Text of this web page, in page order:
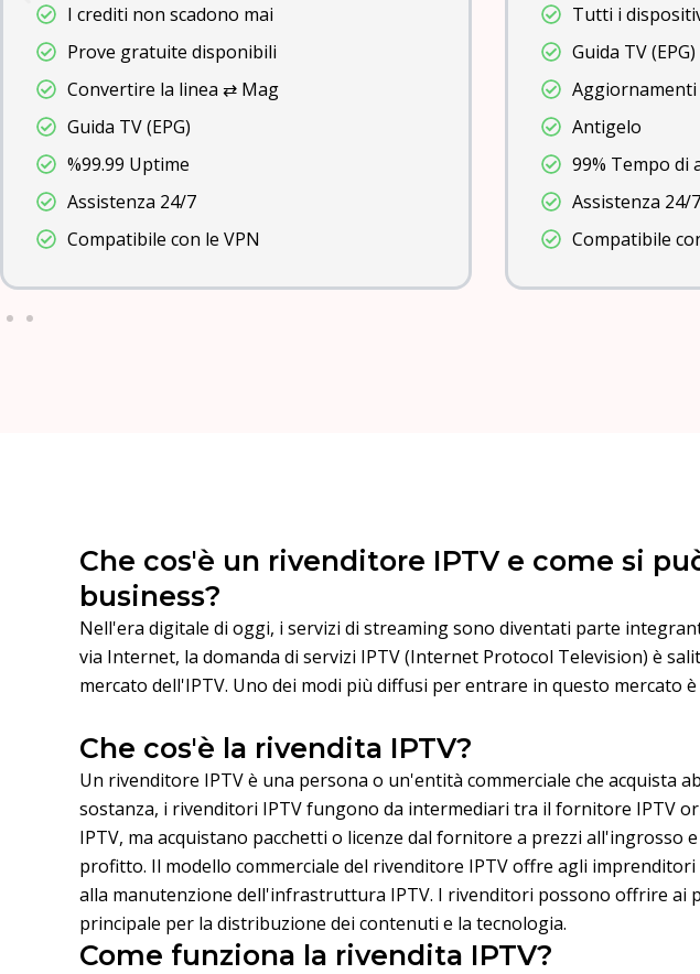
Tutti i dispositivi
Guida TV (EPG)
Aggiornamenti gratuiti
Antigelo
99% Tempo di attività del server
Assistenza 24/7
Compatibile con le VPN
Tutti i
Guida TV (EPG)
Antigelo
99% Tempo di
Assistenza 24/7
Compatibile
Che cos'è un rivenditore IPTV e come si
business?
Nell'era digitale di oggi, i servizi di streaming sono diventati parte
via Internet, la domanda di servizi IPTV (Internet Protocol Television) è
mercato dell'IPTV. Uno dei modi più diffusi per entrare in questo mercato
Che cos'è la rivendita IPTV?
Un rivenditore IPTV è una persona o un'entità commerciale che acquista
sostanza, i rivenditori IPTV fungono da intermediari tra il fornitore IPTV
IPTV, ma acquistano pacchetti o licenze dal fornitore a prezzi
profitto. Il modello commerciale del rivenditore IPTV offre agli
alla manutenzione dell'infrastruttura IPTV. I rivenditori possono offrire
principale per la distribuzione dei contenuti e la tecnologia.
Come funziona la rivendita IPTV?